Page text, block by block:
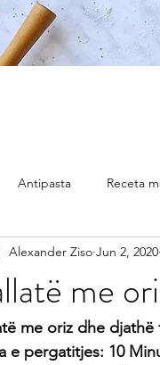
Antipasta Receta
Receta Vegjetariane
Pije Keshilla
me
Alexander Ziso Jun 2, 2020
me oriz dhe djathë
e pergatitjes: 10